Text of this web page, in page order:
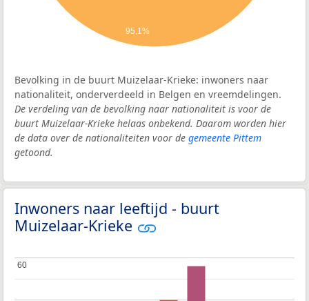
95,1%
Bevolking in de buurt Muizelaar-Krieke: inwoners naar
nationaliteit, onderverdeeld in Belgen en vreemdelingen.
De verdeling van de bevolking naar nationaliteit is voor de
buurt Muizelaar-Krieke helaas onbekend. Daarom worden hier
de data over de nationaliteiten voor de gemeente Pittem
getoond.
Inwoners naar leeftijd - buurt
Muizelaar-Krieke
60
60